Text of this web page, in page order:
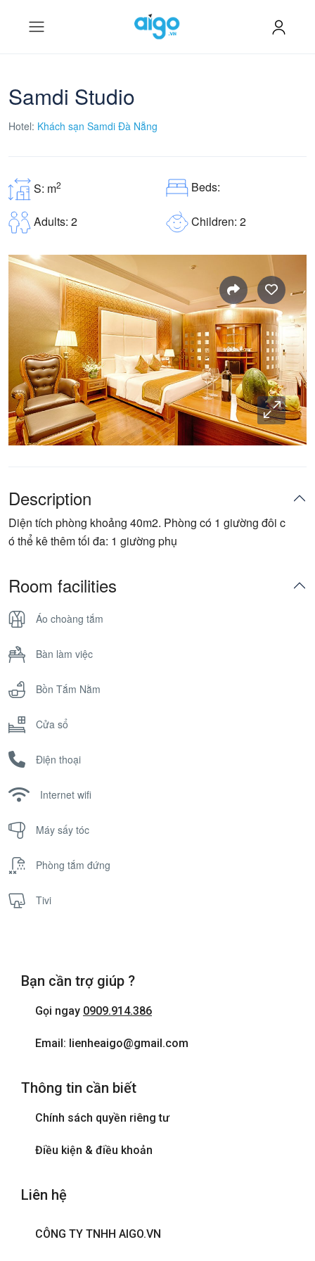
Samdi Studio
Hotel: Khách sạn Samdi Đà Nẵng
S: m2 Beds:
Adults: 2 Children: 2
Description
Diện tích phòng khoảng 40m2. Phòng có 1 giường đôi c
ó thể kê thêm tối đa: 1 giường phụ
Room facilities
Áo choàng tắm
Bàn làm việc
Bồn Tắm Nằm
Cửa sổ
Điện thoại
Internet wifi
Máy sấy tóc
Phòng tắm đứng
Tivi
Bạn cần trợ giúp ?
Gọi ngay 0909.914.386
Email: lienheaigo@gmail.com
Thông tin cần biết
Chính sách quyền riêng tư
Điều kiện & điều khoản
Liên hệ
CÔNG TY TNHH AIGO.VN